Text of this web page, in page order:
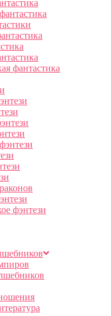
фантастика
фэнтези